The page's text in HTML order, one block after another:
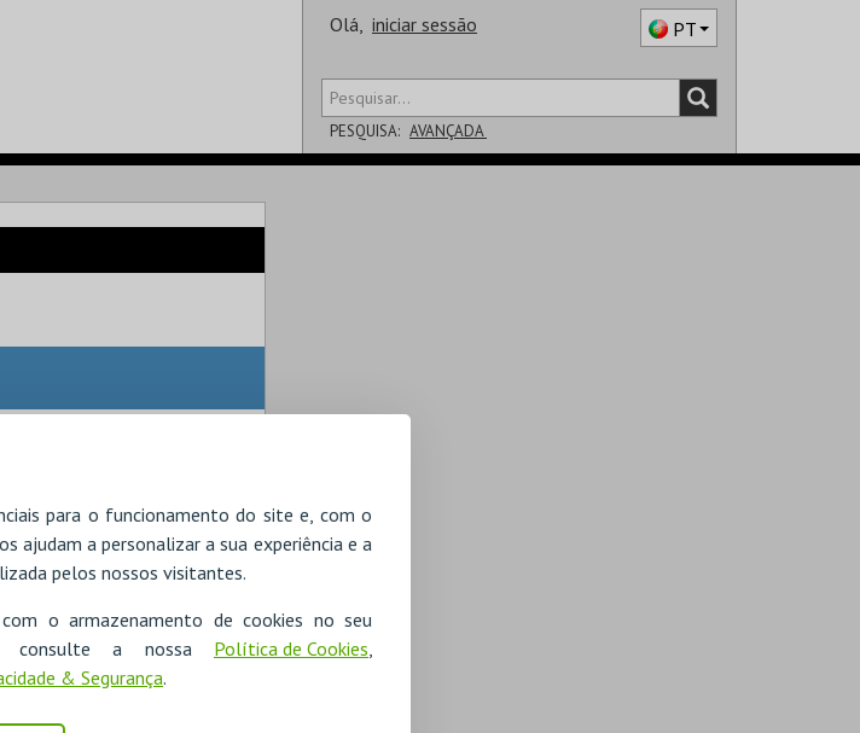
para o funcionamento do site e, com o
ajudam a personalizar a sua experiência e a
pelos nossos visitantes.
o armazenamento de cookies no seu
consulte a nossa Política de Cookies,
& Segurança.
Olá, iniciar sessão PT
PESQUISA: AVANÇADA